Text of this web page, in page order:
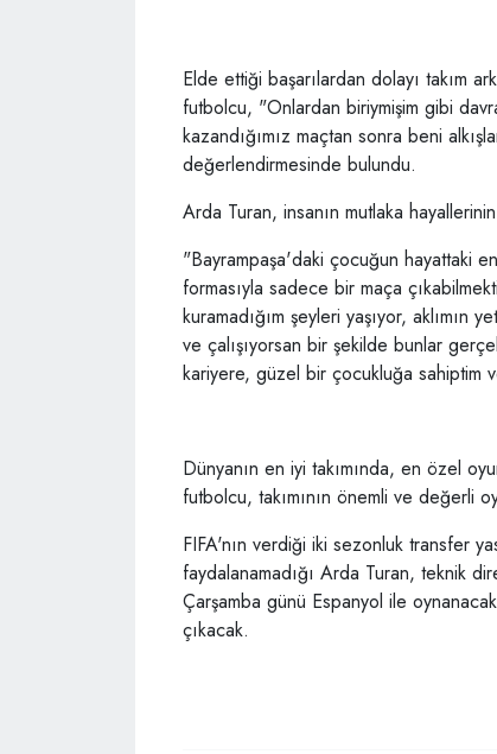
Elde ettiği başarılardan dolayı takım
futbolcu, "Onlardan biriymişim gibi
kazandığımız maçtan sonra beni
değerlendirmesinde bulundu.
Arda Turan, insanın mutlaka
"Bayrampaşa'daki çocuğun hayattaki
formasıyla sadece bir maça
kuramadığım şeyleri yaşıyor, aklımın
ve çalışıyorsan bir şekilde bunlar
kariyere, güzel bir çocukluğa sahiptim
Dünyanın en iyi takımında, en özel
futbolcu, takımının önemli ve değerli
FIFA'nın verdiği iki sezonluk transfer
faydalanamadığı Arda Turan, teknik
Çarşamba günü Espanyol ile
çıkacak.